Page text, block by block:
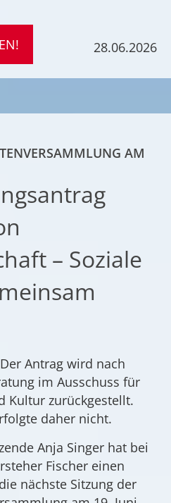
28.06.2026
AM
– Soziale
Antrag wird nach
im Ausschuss für
Kultur zurückgestellt.
daher nicht.
Anja Singer hat bei
Fischer einen
nächste Sitzung der